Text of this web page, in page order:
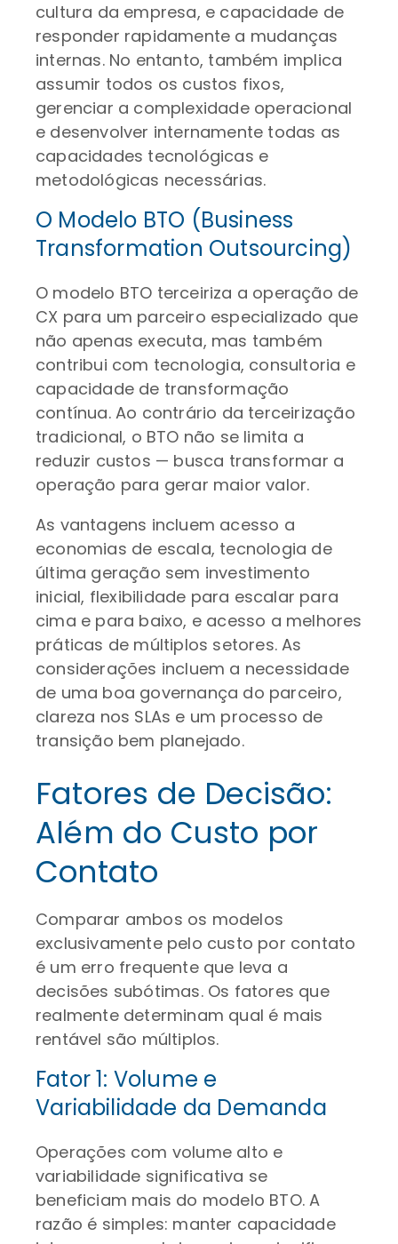
cultura da empresa, e capacidade de
responder rapidamente a mudanças
internas. No entanto, também implica
assumir todos os custos fixos,
gerenciar a complexidade operacional
e desenvolver internamente todas as
capacidades tecnológicas e
metodológicas necessárias.
O Modelo BTO (Business
Transformation Outsourcing)
O modelo BTO terceiriza a operação de
CX para um parceiro especializado que
não apenas executa, mas também
contribui com tecnologia, consultoria e
capacidade de transformação
contínua. Ao contrário da terceirização
tradicional, o BTO não se limita a
reduzir custos — busca transformar a
operação para gerar maior valor.
As vantagens incluem acesso a
economias de escala, tecnologia de
última geração sem investimento
inicial, flexibilidade para escalar para
cima e para baixo, e acesso a melhores
práticas de múltiplos setores. As
considerações incluem a necessidade
de uma boa governança do parceiro,
clareza nos SLAs e um processo de
transição bem planejado.
Fatores de Decisão:
Além do Custo por
Contato
Comparar ambos os modelos
exclusivamente pelo custo por contato
é um erro frequente que leva a
decisões subótimas. Os fatores que
realmente determinam qual é mais
rentável são múltiplos.
Fator 1: Volume e
Variabilidade da Demanda
Operações com volume alto e
variabilidade significativa se
beneficiam mais do modelo BTO. A
razão é simples: manter capacidade